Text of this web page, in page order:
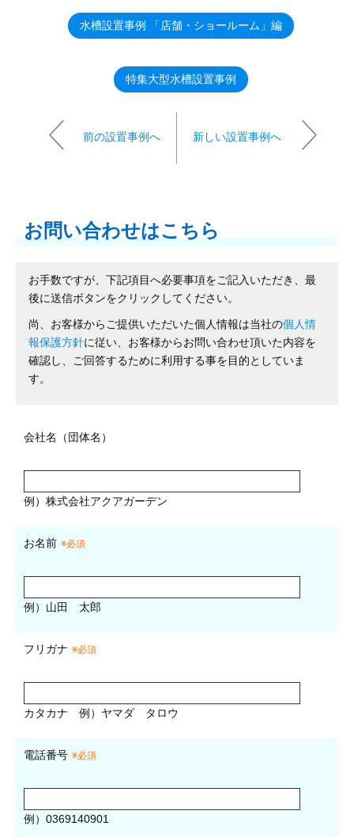
水槽設置事例 「店舗・ショールーム」編
特集大型水槽設置事例
前の設置事例へ 新しい設置事例へ
お問い合わせはこちら
お手数ですが、下記項目へ必要事項をご記入いただき、最
後に送信ボタンをクリックしてください。
尚、お客様からご提供いただいた個人情報は当社の個人情
報保護方針に従い、お客様からお問い合わせ頂いた内容を
確認し、ご回答するために利用する事を目的としていま
す。
会社名（団体名）
例）株式会社アクアガーデン
お名前 ※必須
例）山田 太郎
フリガナ ※必須
カタカナ 例）ヤマダ タロウ
電話番号 ※必須
例）0369140901